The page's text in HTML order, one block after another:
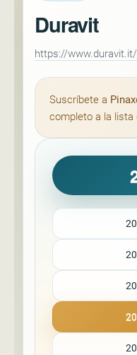
Duravit
https://www.duravit.it/
Suscríbete a
completo a la